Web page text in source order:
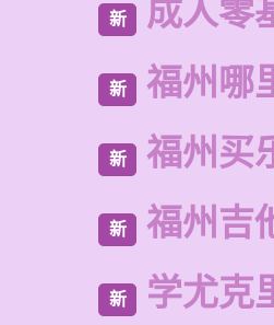
新 成人零
新 福州哪
新 福州买
新 福州吉
新 学尤克